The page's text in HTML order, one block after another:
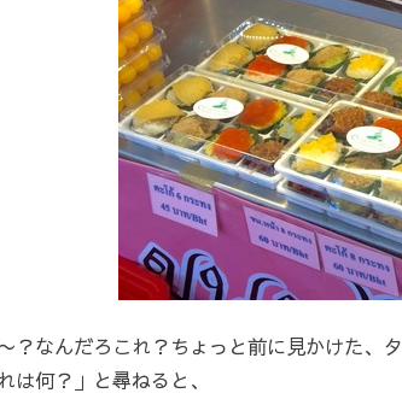
？なんだろこれ？ちょっと前に見かけた、
は何？」と尋ねると、